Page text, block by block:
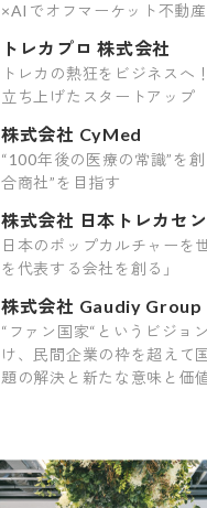
×AIでオフマーケット不動
トレカプロ 株式会社
トレカの熱狂をビジネスへ
立ち上げたスタートアップ
株式会社 CyMed
“100年後の医療の常識”を
合商社”を目指す
株式会社 日本トレカセ
日本のポップカルチャーを
を代表する会社を創る」
株式会社 Gaudiy Group
“ファン国家“というビジョ
け、民間企業の枠を超えて
題の解決と新たな意味と価